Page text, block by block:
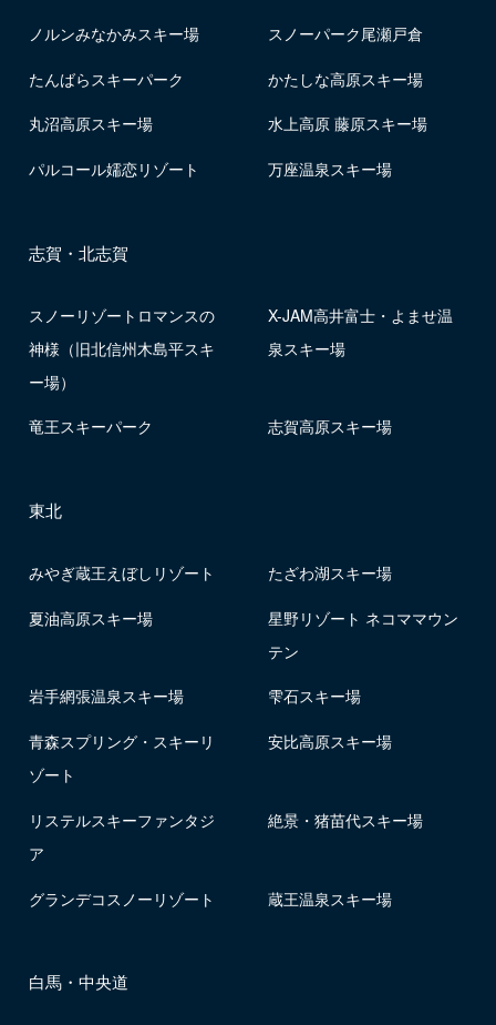
ノルンみなかみスキー場 スノーパーク尾瀬戸倉
たんばらスキーパーク かたしな高原スキー場
丸沼高原スキー場 水上高原 藤原スキー場
パルコール嬬恋リゾート 万座温泉スキー場
志賀・北志賀
スノーリゾートロマンスの
神様（旧北信州木島平スキ
ー場）
X-JAM高井富士・よませ温
泉スキー場
竜王スキーパーク 志賀高原スキー場
東北
みやぎ蔵王えぼしリゾート たざわ湖スキー場
夏油高原スキー場
星野リゾート ネコママウン
テン
岩手網張温泉スキー場 雫石スキー場
青森スプリング・スキーリ
ゾート
安比高原スキー場
リステルスキーファンタジ
ア
絶景・猪苗代スキー場
グランデコスノーリゾート 蔵王温泉スキー場
白馬・中央道